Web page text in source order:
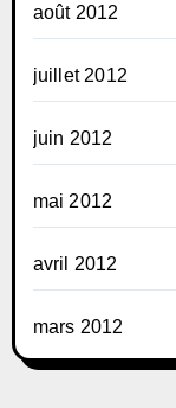
août 2012
juillet 2012
juin 2012
mai 2012
avril 2012
mars 2012